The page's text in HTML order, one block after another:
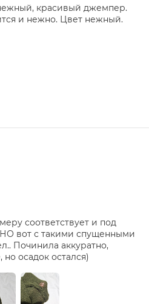
красивый джемпер.
и нежно. Цвет нежный.
соответствует и под
вот с такими спущенными
Починила аккуратно,
осадок остался)